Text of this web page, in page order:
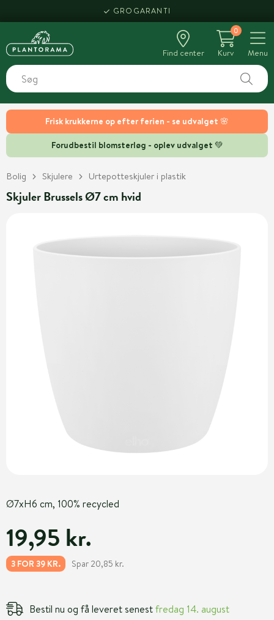
Frisk krukkerne op efter ferien - se udvalget 🌸
Forudbestil blomsterløg - oplev udvalget 💚
GROGARANTI
Find center
0
Kurv
Menu
Bolig Skjulere Urtepotteskjuler i plastik
Skjuler Brussels Ø7 cm hvid
Ø7xH6 cm, 100% recycled
19,95 kr.
3 FOR 39 KR. Spar 20,85 kr.
Bestil nu og få leveret senestfredag 14. august